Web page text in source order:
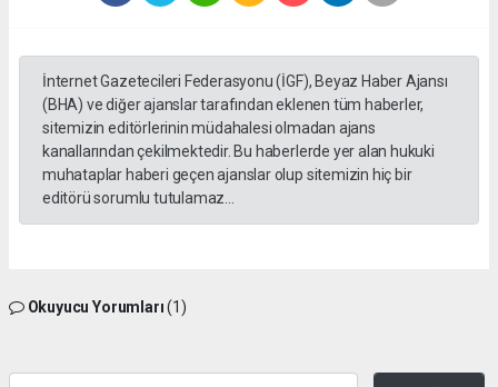
İnternet Gazetecileri Federasyonu (İGF), Beyaz Haber Ajansı
(BHA) ve diğer ajanslar tarafından eklenen tüm haberler,
sitemizin editörlerinin müdahalesi olmadan ajans
kanallarından çekilmektedir. Bu haberlerde yer alan hukuki
muhataplar haberi geçen ajanslar olup sitemizin hiç bir
editörü sorumlu tutulamaz...
Okuyucu Yorumları(1)